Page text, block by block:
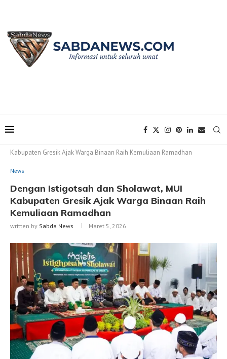
Kabupaten Gresik Ajak Warga Binaan Raih Kemuliaan Ramadhan
News
Dengan Istigotsah dan Sholawat, MUI
Kabupaten Gresik Ajak Warga Binaan Raih
Kemuliaan Ramadhan
written by Sabda News Maret 5, 2026